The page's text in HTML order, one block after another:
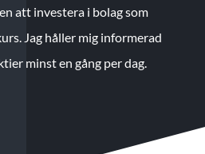
att investera i bolag som
Jag håller mig informerad
minst en gång per dag.